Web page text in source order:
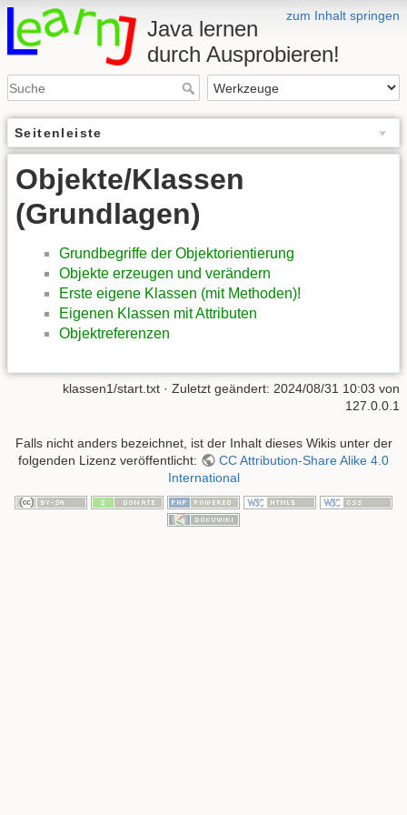
zum Inhalt springen
Java lernen
durch Ausprobieren!
Seitenleiste
Objekte/Klassen
(Grundlagen)
Grundbegriffe der Objektorientierung
Objekte erzeugen und verändern
Erste eigene Klassen (mit Methoden)!
Eigenen Klassen mit Attributen
Objektreferenzen
klassen1/start.txt · Zuletzt geändert: 2024/08/31 10:03 von
127.0.0.1
Falls nicht anders bezeichnet, ist der Inhalt dieses Wikis unter der
folgenden Lizenz veröffentlicht:
CC Attribution-Share Alike 4.0
International